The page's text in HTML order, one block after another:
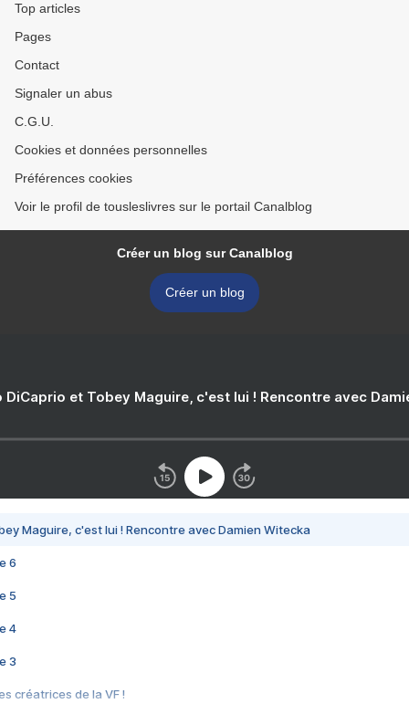
Top articles
Pages
Contact
Signaler un abus
C.G.U.
Cookies et données personnelles
Préférences cookies
Voir le profil de tousleslivres sur le portail Canalblog
Créer un blog sur Canalblog
Créer un blog
DiCaprio et Tobey Maguire, c'est lui ! Rencontre avec
Maguire, c'est lui ! Rencontre avec Damien Witecka
6
5
4
3
créatrices de la VF !